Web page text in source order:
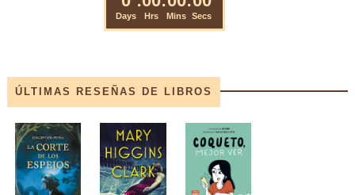
ÚLTIMAS RESEÑAS DE LIBROS